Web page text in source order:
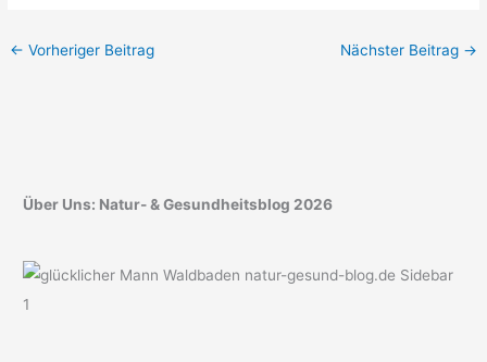
← Vorheriger Beitrag Nächster Beitrag →
Über Uns: Natur- & Gesundheitsblog 2026